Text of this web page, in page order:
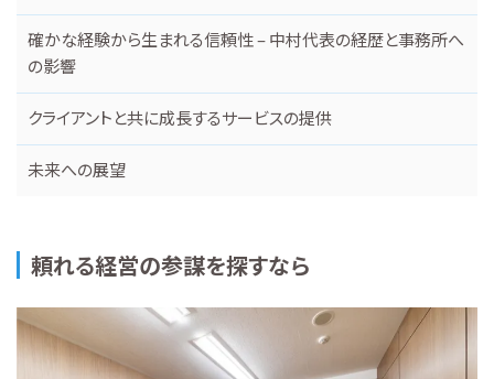
確かな経験から生まれる信頼性 – 中村代表の経歴と事務所へ
の影響
クライアントと共に成長するサービスの提供
未来への展望
頼れる経営の参謀を探すなら